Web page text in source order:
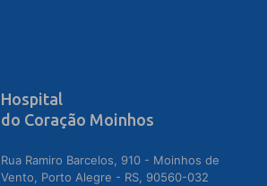
Hospital
do Coração Moinhos
Rua Ramiro Barcelos, 910 - Moinhos de
Vento, Porto Alegre - RS, 90560-032